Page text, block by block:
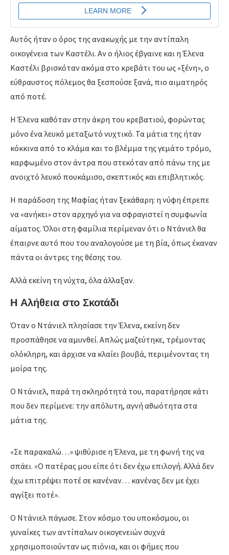
Αυτός ήταν ο όρος της ανακωχής με την αντίπαλη
οικογένεια των Καστέλι. Αν ο ήλιος έβγαινε και η Έλενα
Καστέλι βρισκόταν ακόμα στο κρεβάτι του ως «ξένη», ο
εύθραυστος πόλεμος θα ξεσπούσε ξανά, πιο αιματηρός
από ποτέ.
Η Έλενα καθόταν στην άκρη του κρεβατιού, φορώντας
μόνο ένα λευκό μεταξωτό νυχτικό. Τα μάτια της ήταν
κόκκινα από το κλάμα και το βλέμμα της γεμάτο τρόμο,
καρφωμένο στον άντρα που στεκόταν από πάνω της με
ανοιχτό λευκό πουκάμισο, σκεπτικός και επιβλητικός.
Η παράδοση της Μαφίας ήταν ξεκάθαρη: η νύφη έπρεπε
να «ανήκει» στον αρχηγό για να σφραγιστεί η συμφωνία
αίματος. Όλοι στη φαμίλια περίμεναν ότι ο Ντάνιελ θα
έπαιρνε αυτό που του αναλογούσε με τη βία, όπως έκαναν
πάντα οι άντρες της θέσης του.
Αλλά εκείνη τη νύχτα, όλα άλλαξαν.
Η Αλήθεια στο Σκοτάδι
Όταν ο Ντάνιελ πλησίασε την Έλενα, εκείνη δεν
προσπάθησε να αμυνθεί. Απλώς μαζεύτηκε, τρέμοντας
ολόκληρη, και άρχισε να κλαίει βουβά, περιμένοντας τη
μοίρα της.
Ο Ντάνιελ, παρά τη σκληρότητά του, παρατήρησε κάτι
που δεν περίμενε: την απόλυτη, αγνή αθωότητα στα
μάτια της.
«Σε παρακαλώ…» ψιθύρισε η Έλενα, με τη φωνή της να
σπάει. «Ο πατέρας μου είπε ότι δεν έχω επιλογή. Αλλά δεν
έχω επιτρέψει ποτέ σε κανέναν… κανένας δεν με έχει
αγγίξει ποτέ».
Ο Ντάνιελ πάγωσε. Στον κόσμο του υποκόσμου, οι
γυναίκες των αντίπαλων οικογενειών συχνά
χρησιμοποιούνταν ως πιόνια, και οι φήμες που